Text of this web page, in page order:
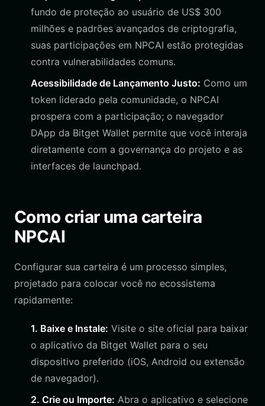
fundo de proteção ao usuário de US$ 300
milhões e padrões avançados de criptografia,
suas participações em NPCAI estão protegidas
contra vulnerabilidades comuns.
Acessibilidade de Lançamento Justo: Como um
token liderado pela comunidade, o NPCAI
prospera com a participação; o navegador
DApp da Bitget Wallet permite que você interaja
diretamente com a governança do projeto e as
interfaces de launchpad.
Como criar uma carteira
NPCAI
Configurar sua carteira é um processo simples,
projetado para colocar você no ecossistema
rapidamente:
1. Baixe e Instale: Visite o site oficial para baixar
o aplicativo da Bitget Wallet para o seu
dispositivo preferido (iOS, Android ou extensão
de navegador).
2. Crie ou Importe: Abra o aplicativo e selecione